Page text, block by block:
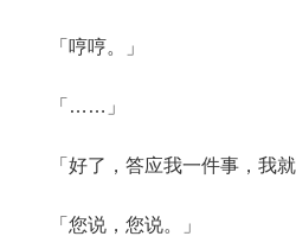
「哼哼。」
「……」
「好了，答应我一件事，我就
「您说，您说。」